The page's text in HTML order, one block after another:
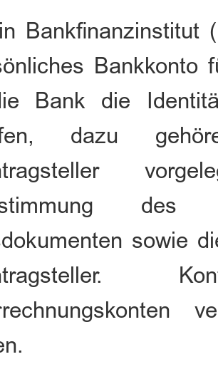
Bankfinanzinstitut
Bankkonto
Bank die
dazu
sowie